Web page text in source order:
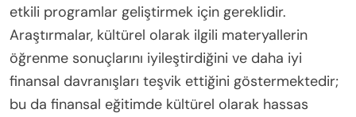
etkili programlar geliştirmek için gereklidir.
Araştırmalar, kültürel olarak ilgili materyallerin
öğrenme sonuçlarını iyileştirdiğini ve daha iyi
finansal davranışları teşvik ettiğini göstermektedir;
bu da finansal eğitimde kültürel olarak hassas